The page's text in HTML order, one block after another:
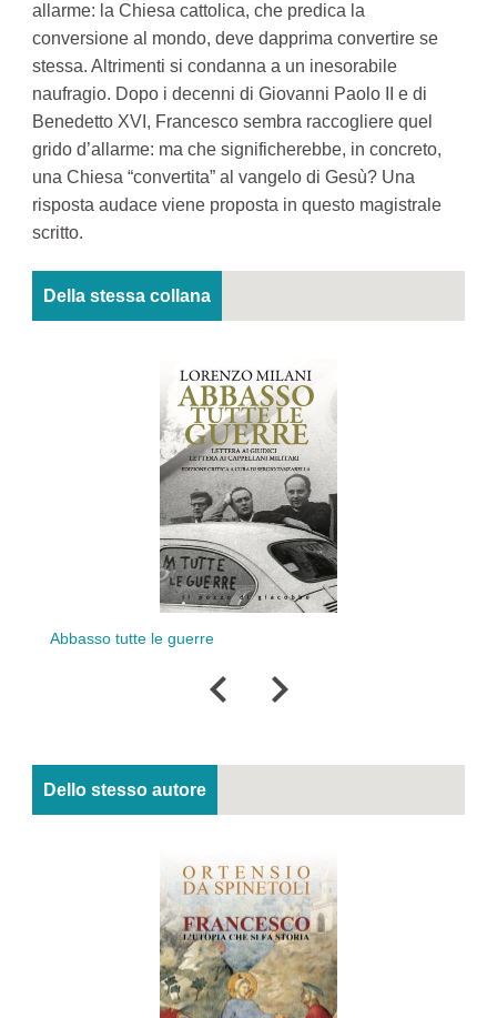
allarme: la Chiesa cattolica, che predica la
conversione al mondo, deve dapprima convertire se
stessa. Altrimenti si condanna a un inesorabile
naufragio. Dopo i decenni di Giovanni Paolo II e di
Benedetto XVI, Francesco sembra raccogliere quel
grido d’allarme: ma che significherebbe, in concreto,
una Chiesa “convertita” al vangelo di Gesù? Una
risposta audace viene proposta in questo magistrale
scritto.
Della stessa collana
Abbasso tutte le guerre
Dello stesso autore